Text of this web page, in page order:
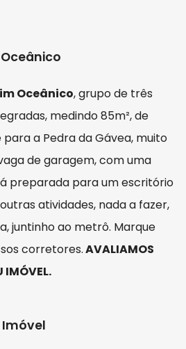
Oceânico, grupo de três
medindo 85m², de
a Pedra da Gávea, muito
de garagem, com uma
preparada para um escritório
atividades, nada a fazer,
juntinho ao metrô. Marque
corretores.AVALIAMOS
IMÓVEL.